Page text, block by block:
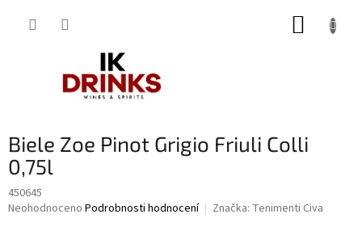
Biele Zoe Pinot Grigio Friuli Colli
0,75l
450645
Průměrné
Neohodnoceno Podrobnosti hodnocení Značka: Tenimenti Civa